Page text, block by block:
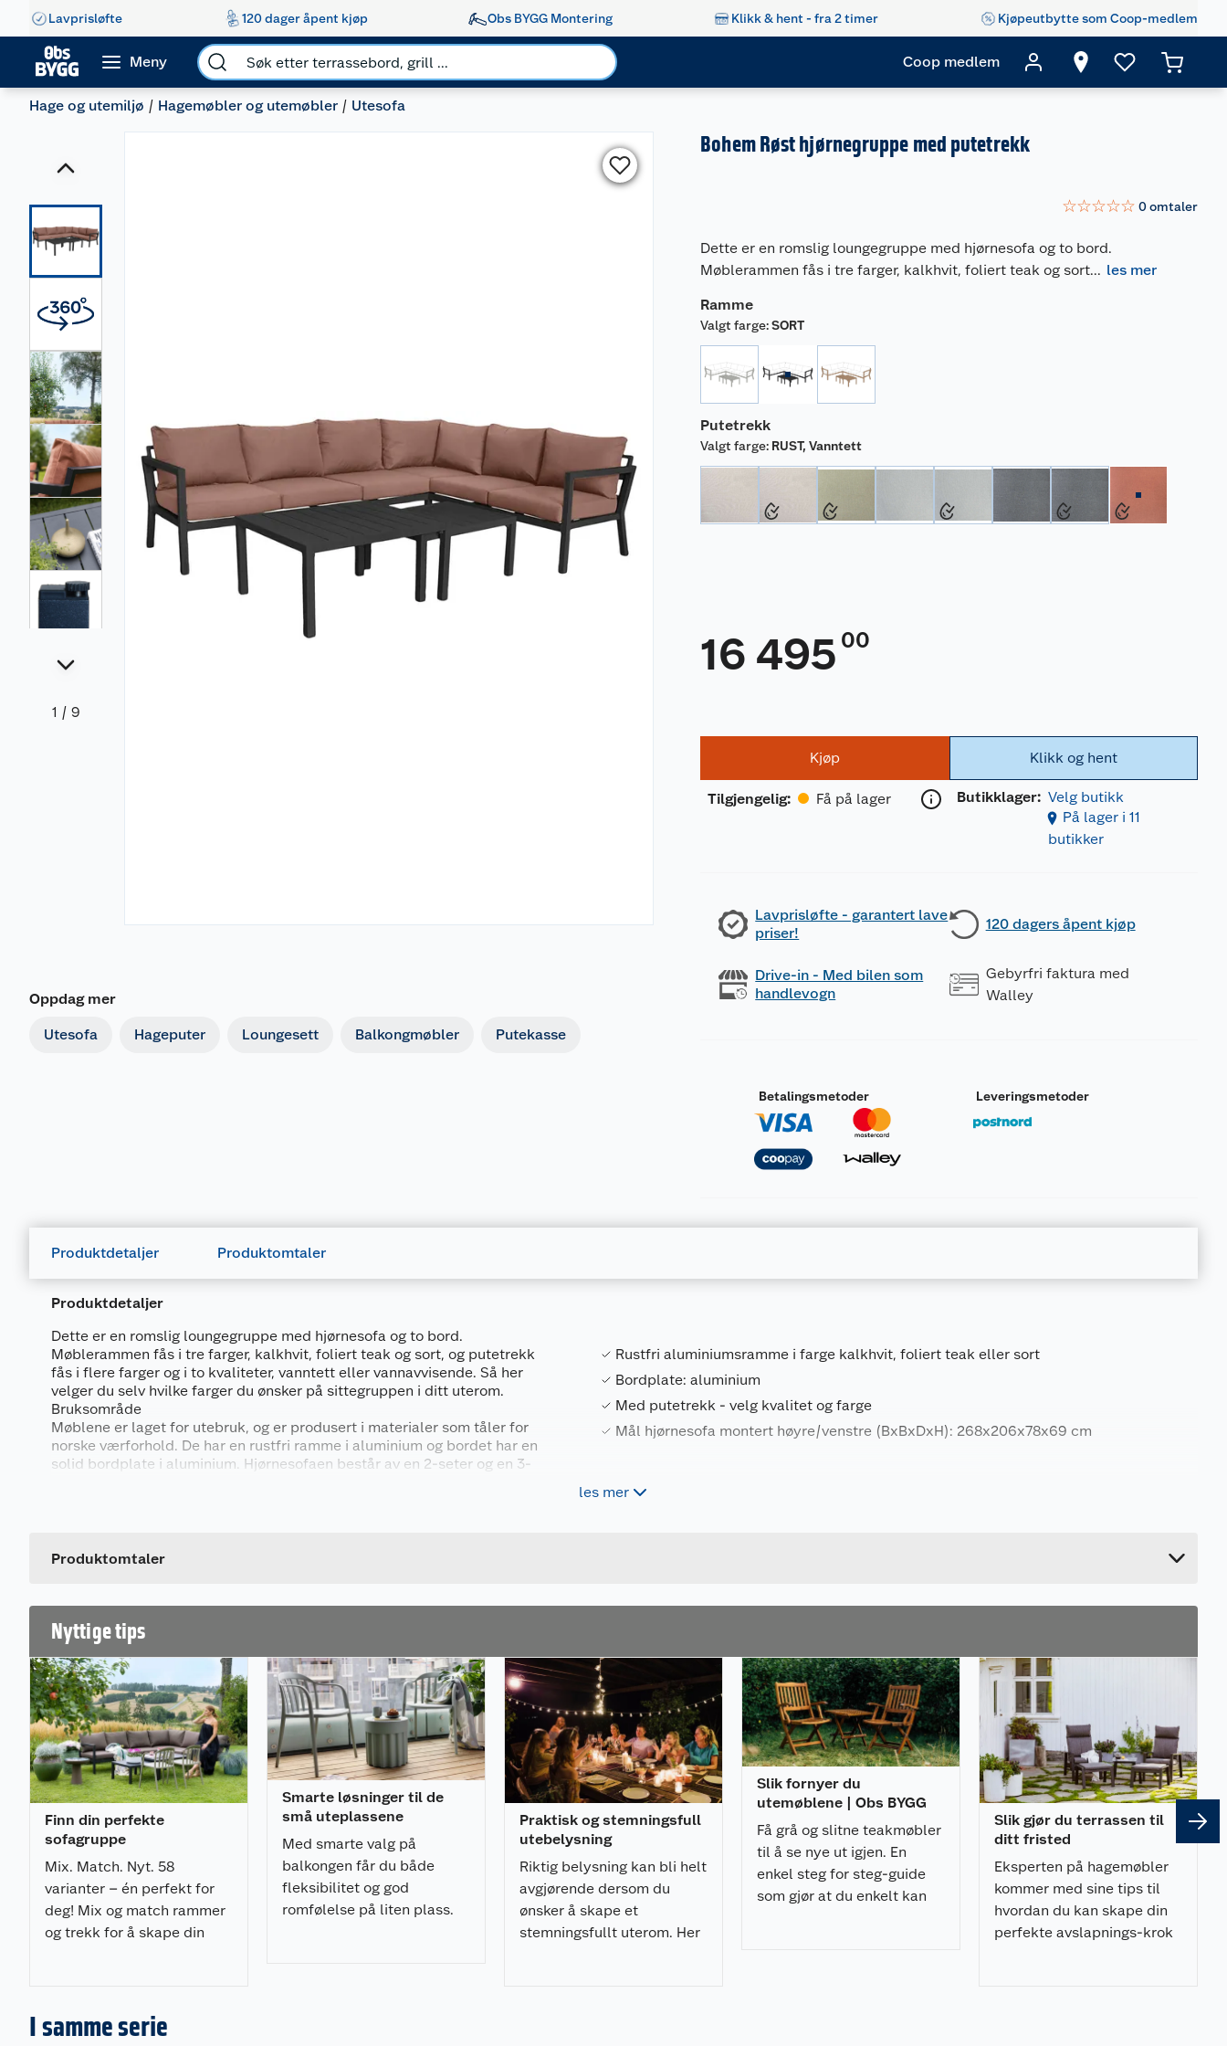
Lavprisløfte 120 dager åpent kjøp Obs BYGG Montering Klikk & hent - fra 2 timer Kjøpeutbytte som Coop-medlem
Meny Coop medlem
Hage og utemiljø Hagemøbler og utemøbler Utesofa
1 / 9
Oppdag mer
Utesofa Hageputer Loungesett Balkongmøbler Putekasse
Bohem Røst hjørnegruppe med putetrekk
☆☆☆☆☆ 0omtaler
Dette er en romslig loungegruppe med hjørnesofa og to bord.
Møblerammen fås i tre farger, kalkhvit, foliert teak og sort... les mer
Ramme
Valgt farge:SORT
Putetrekk
Valgt farge: RUST, Vanntett
16 495 00
Kjøp
Tilgjengelig: Få på lager
Klikk og hent
Butikklager: Velg butikk
På lager i 11
butikker
Lavprisløfte - garantert lave
priser!
120 dagers åpent kjøp
Drive-in - Med bilen som
handlevogn
Gebyrfri faktura med
Walley
Betalingsmetoder Leveringsmetoder
Produktdetaljer Produktomtaler
Produktdetaljer
Dette er en romslig loungegruppe med hjørnesofa og to bord.
Møblerammen fås i tre farger, kalkhvit, foliert teak og sort, og putetrekk
fås i flere farger og i to kvaliteter, vanntett eller vannavvisende. Så her
velger du selv hvilke farger du ønsker på sittegruppen i ditt uterom.
Bruksområde
Møblene er laget for utebruk, og er produsert i materialer som tåler for
norske værforhold. De har en rustfri ramme i aluminium og bordet har en
solid bordplate i aluminium. Hjørnesofaen består av en 2-seter og en 3-
Putetrekk i mange lekre farger
Vannavvisende kvalitet: Polyester stoff som har vannavisende
impregnering
Vanntett kvalitet: Polyester stoff med TPU duk (vanntett belegg) på
innsiden av trekket
Vær oppmerksom på at fargene som vises på skjermen kan avvike fra de
faktiske fargene på produktet. Dette skyldes variasjoner i
skjerminnstillinger, lysforhold og skjermteknologi. Du kan velge mellom
mange vakre farger, og to kvaliteter på stoffet:
Produktegenskaper
Komplett hagegruppe med god sittekomfort - 12 cm tykke seteputer,
22 cm tykke ryggputer
Ramme i rustfri aluminium - velg mellom tre farger; kalkhvit, sort og
foliert teak
Holdbar: produsert i materialer for norske forhold
Materialer
Rustfri aluminiumsramme i farge kalkhvit, foliert teak eller sort
Bordplate: aluminium
Med putetrekk - velg kvalitet og farge
Mål hjørnesofa montert høyre/venstre (BxBxDxH): 268x206x78x69 cm
les mer
Produktomtaler
Nyttige tips
Finn din perfekte
sofagruppe
Mix. Match. Nyt. 58
varianter – én perfekt for
deg! Mix og match rammer
og trekk for å skape din
Smarte løsninger til de
små uteplassene
Med smarte valg på
balkongen får du både
fleksibilitet og god
romfølelse på liten plass.
Praktisk og stemningsfull
utebelysning
Riktig belysning kan bli helt
avgjørende dersom du
ønsker å skape et
stemningsfullt uterom. Her
Slik fornyer du
utemøblene | Obs BYGG
Få grå og slitne teakmøbler
til å se nye ut igjen. En
enkel steg for steg-guide
som gjør at du enkelt kan
Slik gjør du terrassen til
ditt fristed
Eksperten på hagemøbler
kommer med sine tips til
hvordan du kan skape din
perfekte avslapnings-krok
I samme serie